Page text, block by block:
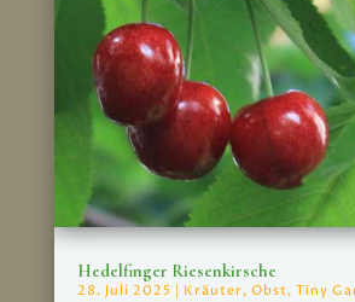
Hedelfinger Riesenkirsche
28. Juli 2025 | Kräuter, Obst, Tiny